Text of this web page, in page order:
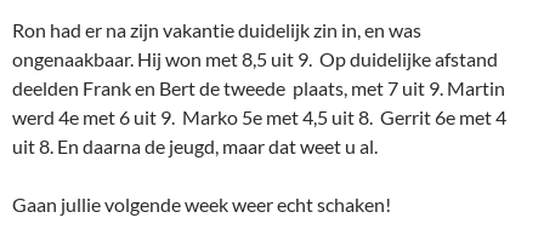
Ron had er na zijn vakantie duidelijk zin in, en was
ongenaakbaar. Hij won met 8,5 uit 9. Op duidelijke afstand
deelden Frank en Bert de tweede plaats, met 7 uit 9. Martin
werd 4e met 6 uit 9. Marko 5e met 4,5 uit 8. Gerrit 6e met 4
uit 8. En daarna de jeugd, maar dat weet u al.
Gaan jullie volgende week weer echt schaken!